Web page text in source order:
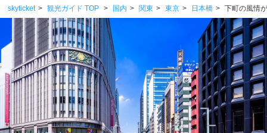
skyticket 観光ガイド TOP 国内 関東 東京 日本橋 下町の風情